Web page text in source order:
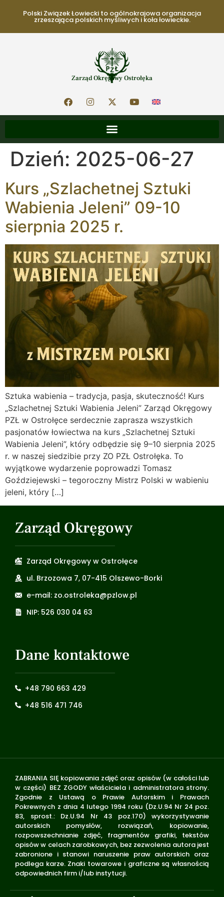
Polski Związek Łowiecki to ogólnokrajowa organizacja
zrzeszająca polskich myśliwych i koła łowieckie.
Zarząd Okręgowy Ostrołęka
Dzień: 2025-06-27
Kurs „Szlachetnej Sztuki
Wabienia Jeleni” 09-10
sierpnia 2025 r.
Sztuka wabienia – tradycja, pasja, skuteczność! Kurs
„Szlachetnej Sztuki Wabienia Jeleni” Zarząd Okręgowy
PZŁ w Ostrołęce serdecznie zaprasza wszystkich
pasjonatów łowiectwa na kurs „Szlachetnej Sztuki
Wabienia Jeleni”, który odbędzie się 9–10 sierpnia 2025
r. w naszej siedzibie przy ZO PZŁ Ostrołęka. To
wyjątkowe wydarzenie poprowadzi Tomasz
Goździejewski – tegoroczny Mistrz Polski w wabieniu
jeleni, który […]
Zarząd Okręgowy
Zarząd Okręgowy w Ostrołęce
ul. Brzozowa 7, 07-415 Olszewo-Borki
e-mail: zo.ostroleka@pzlow.pl
NIP: 526 030 04 63
Dane kontaktowe
+48 790 663 429
+48 516 471 746
ZABRANIA SIĘ kopiowania zdjęć oraz opisów (w całości lub
w części) BEZ ZGODY właściciela i administratora strony.
Zgodnie z Ustawą o Prawie Autorskim i Prawach
Pokrewnych z dnia 4 lutego 1994 roku (Dz.U.94 Nr 24 poz.
83, sprost.: Dz.U.94 Nr 43 poz.170) wykorzystywanie
autorskich pomysłów, rozwiązań, kopiowanie,
rozpowszechnianie zdjęć, fragmentów grafiki, tekstów
opisów w celach zarobkowych, bez zezwolenia autora jest
zabronione i stanowi naruszenie praw autorskich oraz
podlega karze. Znaki towarowe i graficzne są własnością
odpowiednich firm i/lub instytucji.